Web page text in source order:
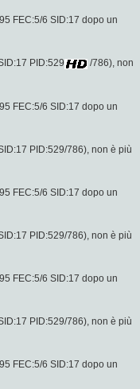
FEC:5/6 SID:17 dopo un
PID:529
/786), non
FEC:5/6 SID:17 dopo un
PID:529/786), non è più
FEC:5/6 SID:17 dopo un
PID:529/786), non è più
FEC:5/6 SID:17 dopo un
PID:529/786), non è più
FEC:5/6 SID:17 dopo un